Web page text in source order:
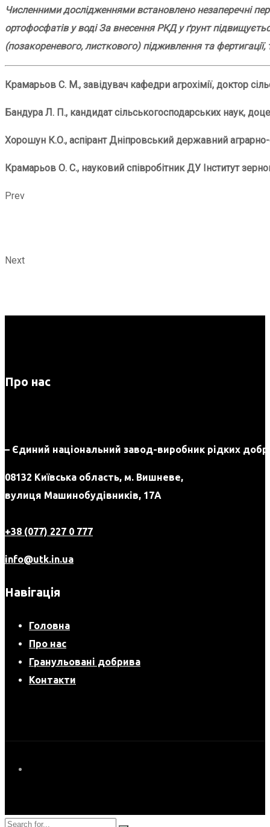
Численними дослідженнями встановлено незаперечні
ортофосфатів у воді За внесення РКД у ґрунт
(позакореневого, листкового) підживлення та
Крамарьов С. М., завідувач кафедри агрохімії, доктор
Бандура Л. П., кандидат сільськогосподарських наук,
Хорошун К.О., аспірант Дніпровський державний аграрно-
Крамарьов О. С., науковий співробітник ДУ Інститут
Prev
Next
Про нас
– Єдиний національний завод-виробник рідких
08132 Київська область, м. Вишневе,
вулиця Машинобудівників, 17А
+38 (077) 227 0 777
info@utk.in.ua
Навігація
Головна
Про нас
Гранульовані добрива
Контакти